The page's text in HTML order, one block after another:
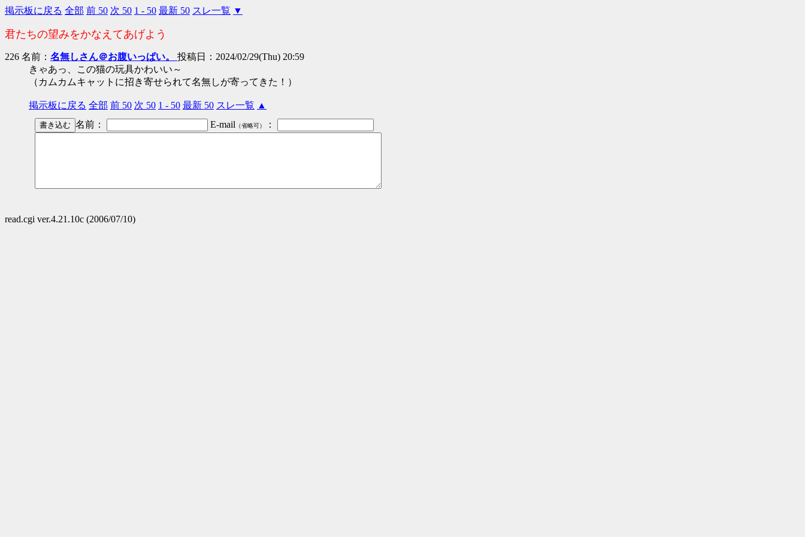
掲示板に戻る 全部 前 50 次 50 1 - 50 最新 50 スレ一覧 ▼
君たちの望みをかなえてあげよう
226 名前： 名無しさん＠お腹いっぱい。 投稿日：2024/02/29(Thu) 20:59
きゃあっ、この猫の玩具かわいい～
（カムカムキャットに招き寄せられて名無しが寄ってきた！）
掲示板に戻る 全部 前 50 次 50 1 - 50 最新 50 スレ一覧 ▲
名前：
E-mail （省略可） ：
read.cgi ver.4.21.10c (2006/07/10)